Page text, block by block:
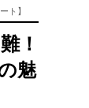
ト】
！
魅